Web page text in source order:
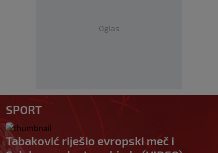
Oglas
SPORT
Tabaković riješio evropski meč i